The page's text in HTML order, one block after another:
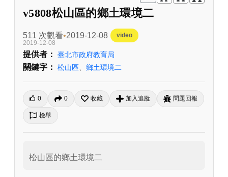
v5808松山區的鄉土環境二
511 次觀看 2019-12-08
video
2019-12-08
提供者： 臺北市政府教育局
關鍵字： 松山區 鄉土環境二
0 0 收藏 加入追蹤 問題回報
檢舉
松山區的鄉土環境二